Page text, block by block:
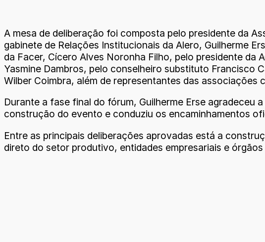
A mesa de deliberação foi composta pelo presidente da
gabinete de Relações Institucionais da Alero, Guilherme
da Facer, Cícero Alves Noronha Filho, pelo presidente da
Yasmine Dambros, pelo conselheiro substituto Francisco
Wilber Coimbra, além de representantes das associações
Durante a fase final do fórum, Guilherme Erse agradeceu
construção do evento e conduziu os encaminhamentos
Entre as principais deliberações aprovadas está a
direto do setor produtivo, entidades empresariais e